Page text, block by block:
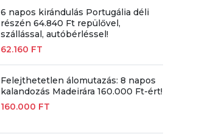
6 napos kirándulás Portugália déli
részén 64.840 Ft repülővel,
szállással, autóbérléssel!
62.160 FT
Felejthetetlen álomutazás: 8 napos
kalandozás Madeirára 160.000 Ft-ért!
160.000 FT